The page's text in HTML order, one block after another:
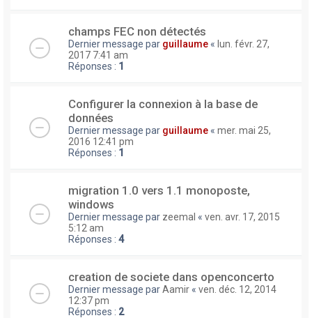
champs FEC non détectés
Dernier message par guillaume « lun. févr. 27,
2017 7:41 am
Réponses : 1
Configurer la connexion à la base de
données
Dernier message par guillaume « mer. mai 25,
2016 12:41 pm
Réponses : 1
migration 1.0 vers 1.1 monoposte,
windows
Dernier message par zeemal « ven. avr. 17, 2015
5:12 am
Réponses : 4
creation de societe dans openconcerto
Dernier message parAamir « ven. déc. 12, 2014
12:37 pm
Réponses : 2